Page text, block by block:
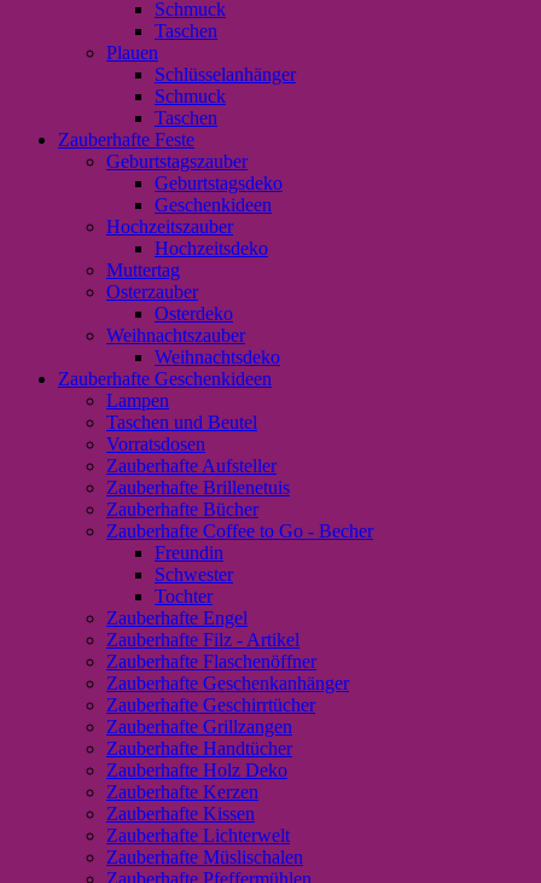
Schmuck
Taschen
Plauen
Schlüsselanhänger
Schmuck
Taschen
Zauberhafte Feste
Geburtstagszauber
Geburtstagsdeko
Geschenkideen
Hochzeitszauber
Hochzeitsdeko
Muttertag
Osterzauber
Osterdeko
Weihnachtszauber
Weihnachtsdeko
Zauberhafte Geschenkideen
Lampen
Taschen und Beutel
Vorratsdosen
Zauberhafte Aufsteller
Zauberhafte Brillenetuis
Zauberhafte Bücher
Zauberhafte Coffee to Go - Becher
Freundin
Schwester
Tochter
Zauberhafte Engel
Zauberhafte Filz - Artikel
Zauberhafte Flaschenöffner
Zauberhafte Geschenkanhänger
Zauberhafte Geschirrtücher
Zauberhafte Grillzangen
Zauberhafte Handtücher
Zauberhafte Holz Deko
Zauberhafte Kerzen
Zauberhafte Kissen
Zauberhafte Lichterwelt
Zauberhafte Müslischalen
Zauberhafte Pfeffermühlen